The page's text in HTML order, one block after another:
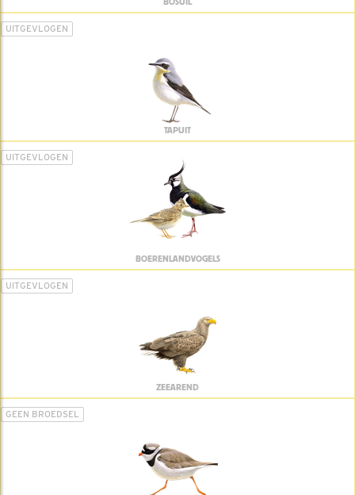
UITGEVLOGEN
TAPUIT
UITGEVLOGEN
BOERENLANDVOGELS
UITGEVLOGEN
ZEEAREND
GEEN BROEDSEL